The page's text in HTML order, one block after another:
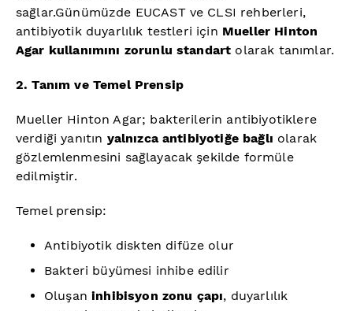
sağlar.Günümüzde EUCAST ve CLSI rehberleri,
antibiyotik duyarlılık testleri için Mueller Hinton
Agar kullanımını zorunlu standart olarak tanımlar.
2. Tanım ve Temel Prensip
Mueller Hinton Agar; bakterilerin antibiyotiklere
verdiği yanıtın yalnızca antibiyotiğe bağlı olarak
gözlemlenmesini sağlayacak şekilde formüle
edilmiştir.
Temel prensip:
Antibiyotik diskten difüze olur
Bakteri büyümesi inhibe edilir
Oluşaninhibisyon zonu çapı, duyarlılık